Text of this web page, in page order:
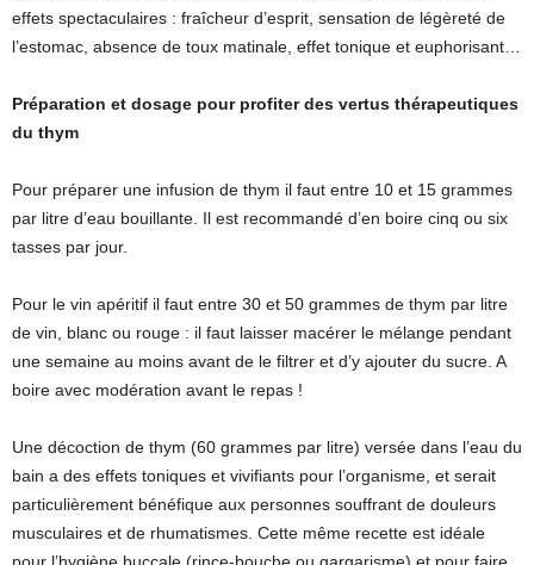
effets spectaculaires : fraîcheur d’esprit, sensation de légèreté de
l’estomac, absence de toux matinale, effet tonique et euphorisant…
Préparation et dosage pour profiter des vertus thérapeutiques
du thym
Pour préparer une infusion de thym il faut entre 10 et 15 grammes
par litre d’eau bouillante. Il est recommandé d’en boire cinq ou six
tasses par jour.
Pour le vin apéritif il faut entre 30 et 50 grammes de thym par litre
de vin, blanc ou rouge : il faut laisser macérer le mélange pendant
une semaine au moins avant de le filtrer et d’y ajouter du sucre. A
boire avec modération avant le repas !
Une décoction de thym (60 grammes par litre) versée dans l’eau du
bain a des effets toniques et vivifiants pour l’organisme, et serait
particulièrement bénéfique aux personnes souffrant de douleurs
musculaires et de rhumatismes. Cette même recette est idéale